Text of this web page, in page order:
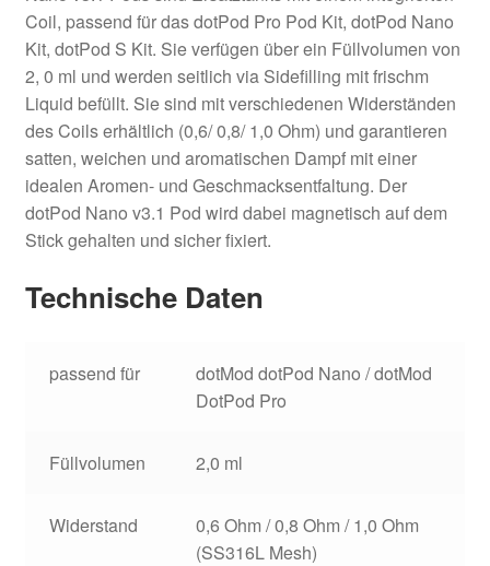
Coil, passend für das dotPod Pro Pod Kit, dotPod Nano
Kit, dotPod S Kit. Sie verfügen über ein Füllvolumen von
2, 0 ml und werden seitlich via Sidefilling mit frischm
Liquid befüllt. Sie sind mit verschiedenen Widerständen
des Coils erhältlich (0,6/ 0,8/ 1,0 Ohm) und garantieren
satten, weichen und aromatischen Dampf mit einer
idealen Aromen- und Geschmacksentfaltung. Der
dotPod Nano v3.1 Pod wird dabei magnetisch auf dem
Stick gehalten und sicher fixiert.
Technische Daten
passend für
dotMod dotPod Nano / dotMod
DotPod Pro
Füllvolumen 2,0 ml
Widerstand
0,6 Ohm / 0,8 Ohm / 1,0 Ohm
(SS316L Mesh)